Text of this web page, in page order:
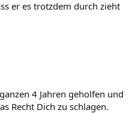
er es trotzdem durch zieht
4 Jahren geholfen und
Recht Dich zu schlagen.